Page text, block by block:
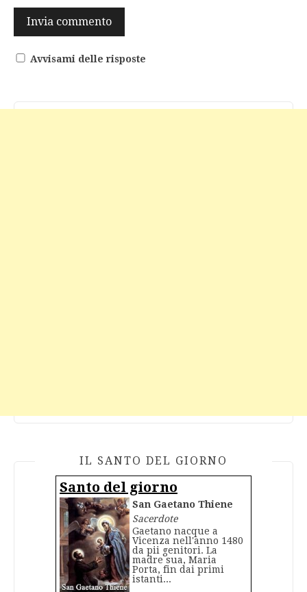
Avvisami delle risposte
IL SANTO DEL GIORNO
Santo del giorno
San Gaetano Thiene
Sacerdote
Gaetano nacque a
Vicenza nell'anno 1480
da pii genitori. La
madre sua, Maria
Porta, fin dai primi
istanti...